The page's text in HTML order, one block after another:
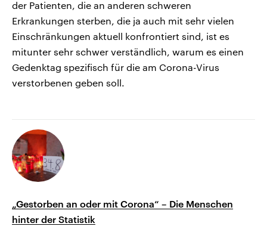
der Patienten, die an anderen schweren
Erkrankungen sterben, die ja auch mit sehr vielen
Einschränkungen aktuell konfrontiert sind, ist es
mitunter sehr schwer verständlich, warum es einen
Gedenktag spezifisch für die am Corona-Virus
verstorbenen geben soll.
„Gestorben an oder mit Corona“ – Die Menschen
hinter der Statistik